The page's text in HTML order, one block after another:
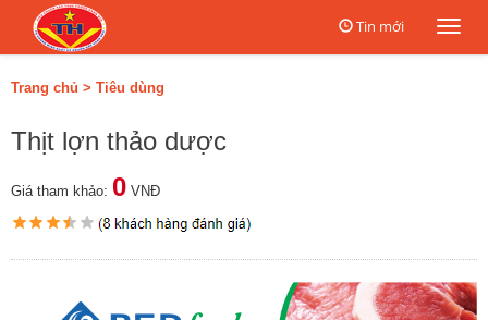
Tin mới
Trang chủ > Tiêu dùng
Thịt lợn thảo dược
Giá tham khảo: 0 VNĐ